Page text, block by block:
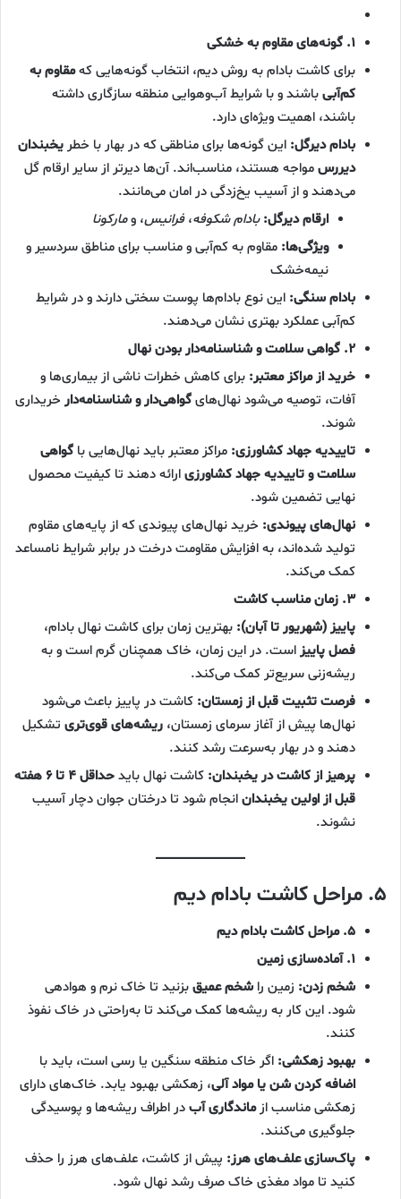
۱. گونه‌های مقاوم به خشکی
برای کاشت بادام به روش دیم، انتخاب گونه‌هایی کهمقاوم به
کم‌آبیباشند و با شرایط آب‌وهوایی منطقه سازگاری داشته
باشند، اهمیت ویژه‌ای دارد.
بادام دیرگل: این گونه‌ها برای مناطقی که در بهار با خطریخبندان
دیررسمواجه هستند، مناسب‌اند. آن‌ها دیرتر از سایر ارقام گل
می‌دهند و از آسیب یخ‌زدگی در امان می‌مانند.
ارقام دیرگل: بادام شکوفه،فرانیس، ومارکونا
ویژگی‌ها: مقاوم به کم‌آبی و مناسب برای مناطق سردسیر و
نیمه‌خشک
بادام سنگی: این نوع بادام‌ها پوست سختی دارند و در شرایط
کم‌آبی عملکرد بهتری نشان می‌دهند.
۲. گواهی سلامت و شناسنامه‌دار بودن نهال
خرید از مراکز معتبر: برای کاهش خطرات ناشی از بیماری‌ها و
آفات، توصیه می‌شود نهال‌هایگواهی‌دار و شناسنامه‌دار خریداری
شوند.
تاییدیه جهاد کشاورزی: مراکز معتبر باید نهال‌هایی با گواهی
سلامت و تاییدیه جهاد کشاورزیارائه دهند تا کیفیت محصول
نهایی تضمین شود.
نهال‌های پیوندی: خرید نهال‌های پیوندی که از پایه‌های مقاوم
تولید شده‌اند، به افزایش مقاومت درخت در برابر شرایط نامساعد
کمک می‌کند.
۳. زمان مناسب کاشت
پاییز (شهریور تا آبان): بهترین زمان برای کاشت نهال بادام،
فصل پاییزاست. در این زمان، خاک همچنان گرم است و به
ریشه‌زنی سریع‌تر کمک می‌کند.
فرصت تثبیت قبل از زمستان: کاشت در پاییز باعث می‌شود
نهال‌ها پیش از آغاز سرمای زمستان، ریشه‌های قوی‌تری تشکیل
دهند و در بهار به‌سرعت رشد کنند.
پرهیز از کاشت در یخبندان: کاشت نهال باید
حداقل ۴ تا ۶ هفته
قبل از اولین یخبندانانجام شود تا درختان جوان دچار آسیب
نشوند.
۵. مراحل کاشت بادام دیم
۵. مراحل کاشت بادام دیم
۱. آماده‌سازی زمین
شخم زدن: زمین را شخم عمیقبزنید تا خاک نرم و هوادهی
شود. این کار به ریشه‌ها کمک می‌کند تا به‌راحتی در خاک نفوذ
کنند.
بهبود زهکشی: اگر خاک منطقه سنگین یا رسی است، باید با
اضافه کردن شن یا مواد آلی، زهکشی بهبود یابد. خاک‌های دارای
زهکشی مناسب ازماندگاری آبدر اطراف ریشه‌ها و پوسیدگی
جلوگیری می‌کنند.
پاک‌سازی علف‌های هرز: پیش از کاشت، علف‌های هرز را حذف
کنید تا مواد مغذی خاک صرف رشد نهال شود.